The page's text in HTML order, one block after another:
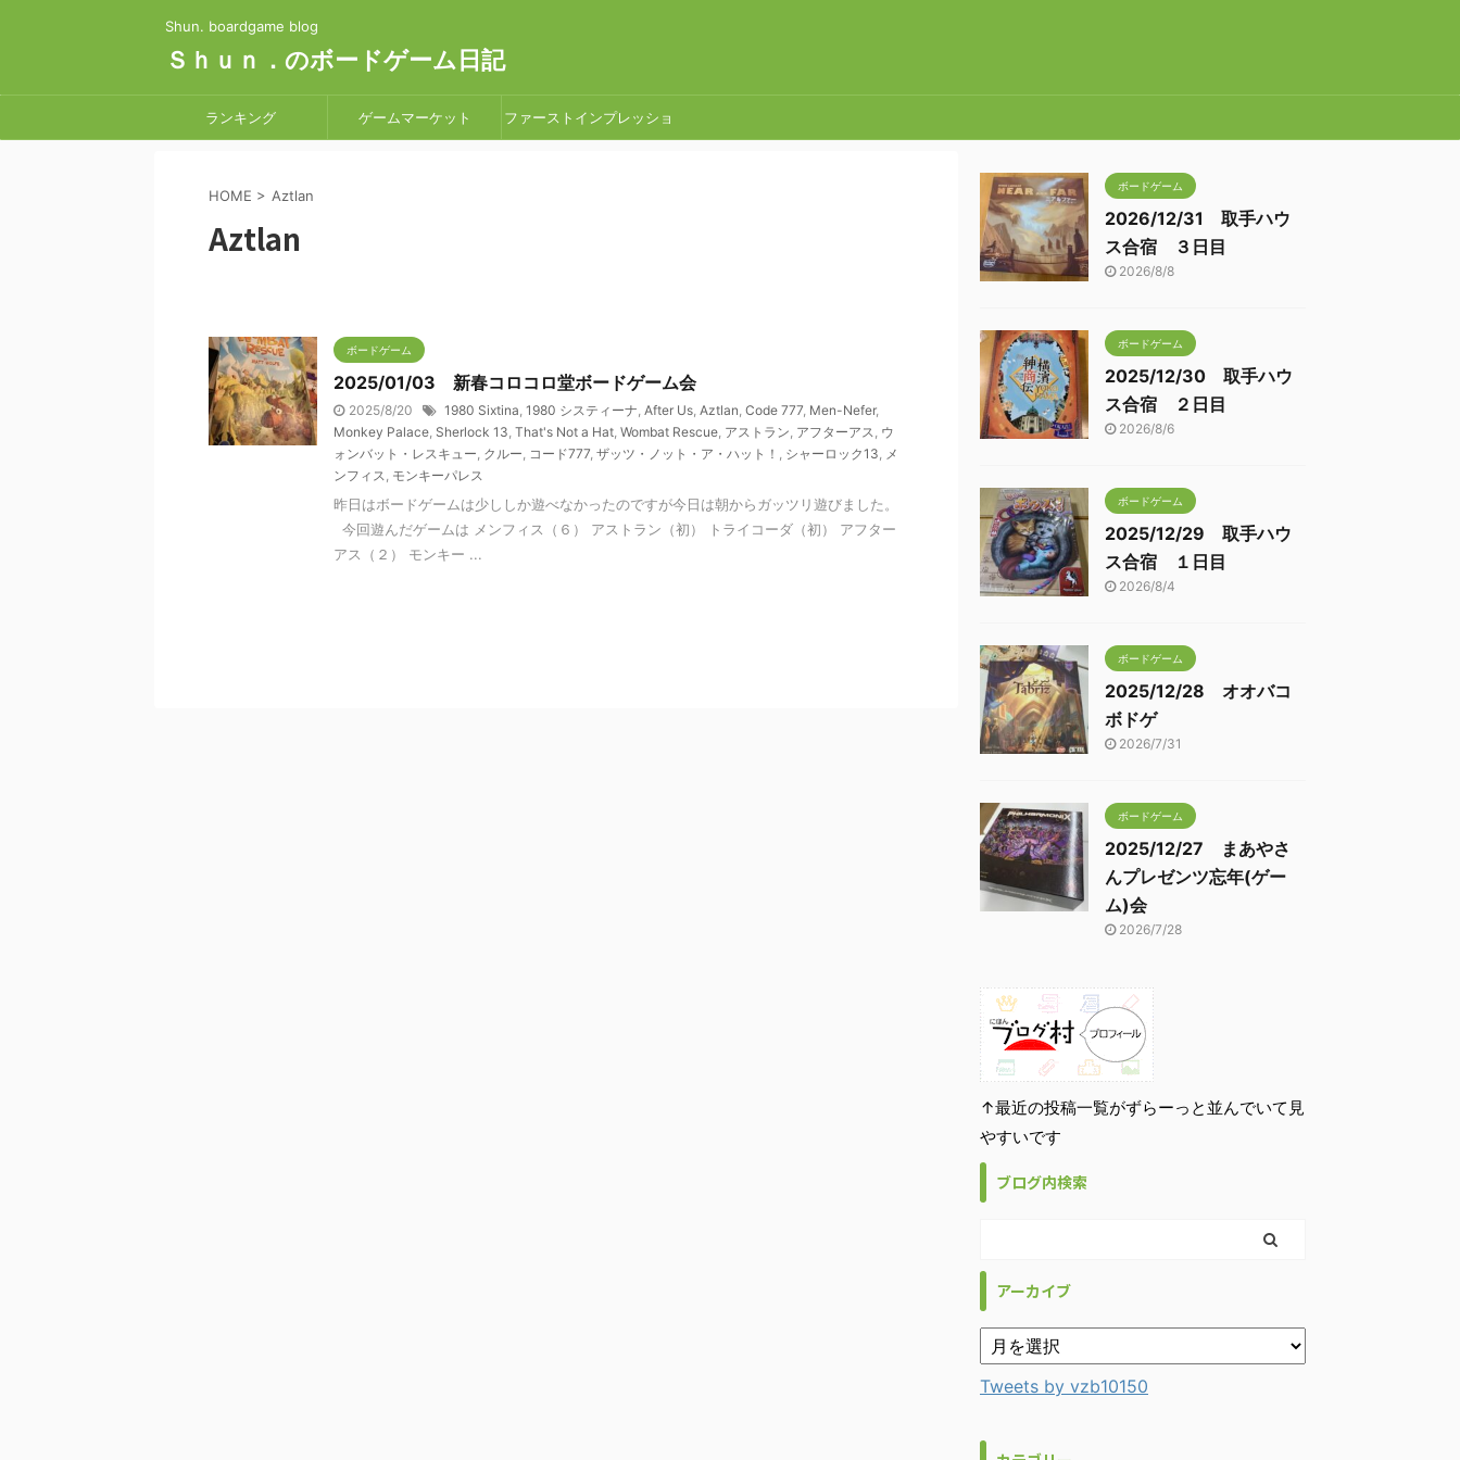
Shun. boardgame blog
Ｓｈｕｎ．のボードゲーム日記
ランキング ゲームマーケット ファーストインプレッショ
HOME > Aztlan
Aztlan
ボードゲーム
2025/01/03 新春コロコロ堂ボードゲーム会
2025/8/20 1980 Sixtina, 1980 システィーナ, After Us, Aztlan, Code 777, Men-Nefer,
Monkey Palace, Sherlock 13, That's Not a Hat, Wombat Rescue, アストラン, アフターアス, ウ
ォンバット・レスキュー, クルー, コード777, ザッツ・ノット・ア・ハット！ , シャーロック13, メ
ンフィス, モンキーパレス
昨日はボードゲームは少ししか遊べなかったのですが今日は朝からガッツリ遊びました。
今回遊んだゲームは メンフィス（６） アストラン（初） トライコーダ（初） アフター
アス（２） モンキー ...
ボードゲーム
2026/12/31 取手ハウ
ス合宿 ３日目
2026/8/8
ボードゲーム
2025/12/30 取手ハウ
ス合宿 ２日目
2026/8/6
ボードゲーム
2025/12/29 取手ハウ
ス合宿 １日目
2026/8/4
ボードゲーム
2025/12/28 オオバコ
ボドゲ
2026/7/31
ボードゲーム
2025/12/27 まあやさ
んプレゼンツ忘年(ゲー
ム)会
2026/7/28
↑最近の投稿一覧がずらーっと並んでいて見
やすいです
ブログ内検索
アーカイブ
Tweets by vzb10150